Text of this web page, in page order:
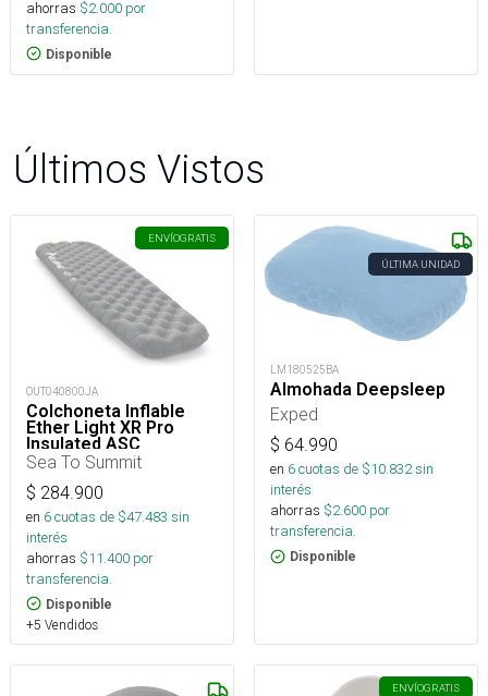
ahorras $2.000 por
transferencia.
Disponible
Últimos Vistos
ENVÍOGRATIS
OUT040800JA
Colchoneta Inflable
Ether Light XR Pro
Insulated ASC
Rect.Reg.Wide
Sea To Summit
$ 284.900
en 6cuotas de $47.483 sin
interés
ahorras $11.400 por
transferencia.
Disponible
+5 Vendidos
ÚLTIMA UNIDAD
LM180525BA
Almohada Deepsleep
Exped
$ 64.990
en 6cuotas de $10.832sin
interés
ahorras $2.600 por
transferencia.
Disponible
ENVÍOGRATIS